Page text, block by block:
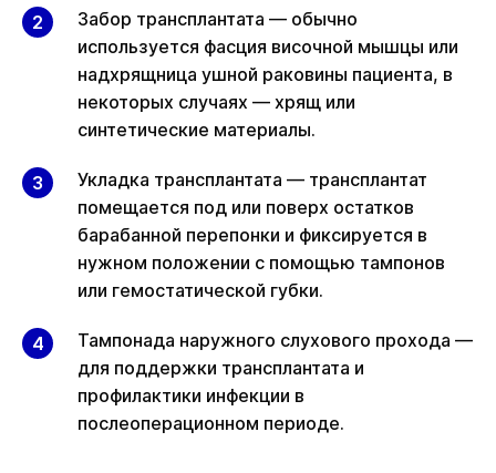
Забор трансплантата — обычно
используется фасция височной мышцы или
надхрящница ушной раковины пациента, в
некоторых случаях — хрящ или
синтетические материалы.
Укладка трансплантата — трансплантат
помещается под или поверх остатков
барабанной перепонки и фиксируется в
нужном положении с помощью тампонов
или гемостатической губки.
Тампонада наружного слухового прохода —
для поддержки трансплантата и
профилактики инфекции в
послеоперационном периоде.